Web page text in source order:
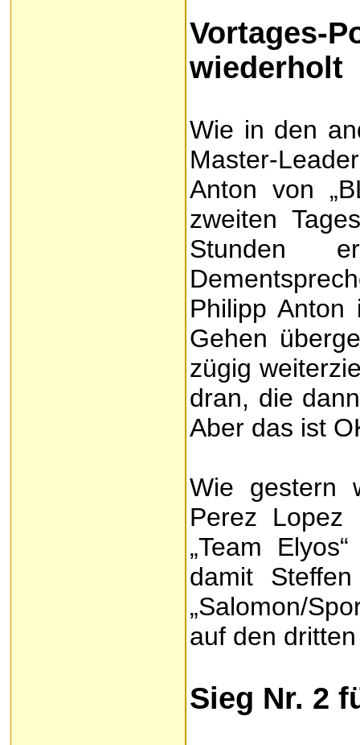
wiederholt
Wie in den
Master-
Anton von
zweiten
Stunden
Philipp
Gehen
zügig
dran, die
Aber das ist
Wie gestern
Perez Lopez
„Team
damit
„Salomon/
auf den
Sieg Nr. 2